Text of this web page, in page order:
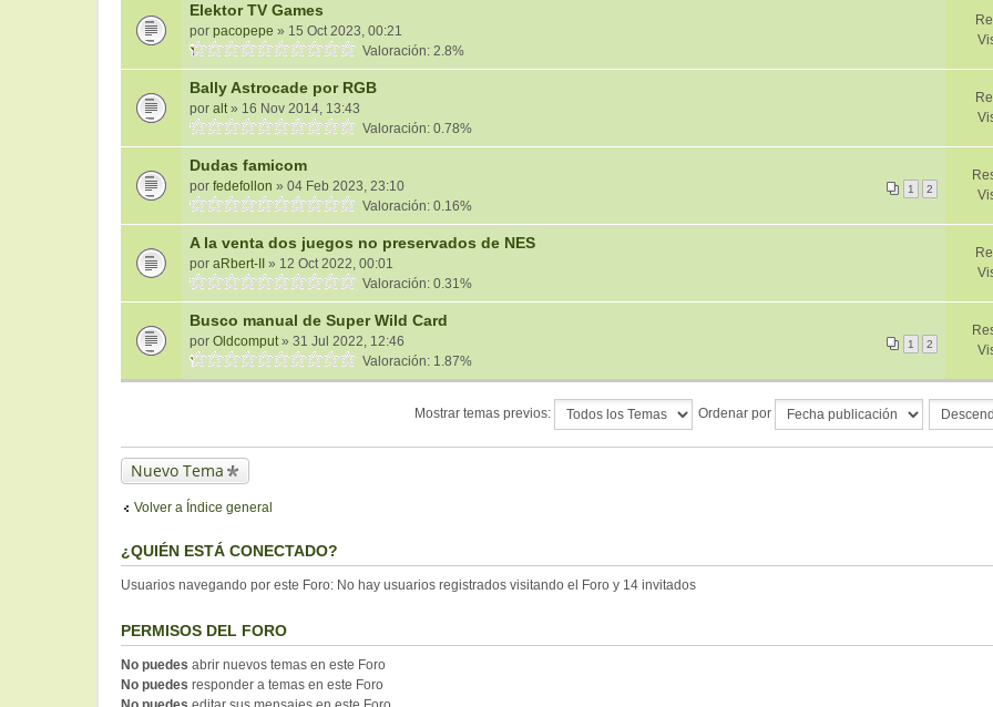
Elektor TV Games
por pacopepe » 15 Oct 2023, 00:21
Valoración: 2.8%
Bally Astrocade por RGB
por alt» 16 Nov 2014, 13:43
Valoración: 0.78%
Dudas famicom
1 2
por fedefollon » 04 Feb 2023, 23:10
Valoración: 0.16%
A la venta dos juegos no preservados de NES
por aRbert-II
» 12 Oct 2022, 00:01
Valoración: 0.31%
Busco manual de Super Wild Card
1 2
por Oldcomput» 31 Jul 2022, 12:46
Valoración: 1.87%
Mostrar temas previos: Ordenar por
Nuevo Tema
Volver a Índice general
¿QUIÉN ESTÁ CONECTADO?
Usuarios navegando por este Foro: No hay usuarios registrados visitando el Foro y 14 invitados
PERMISOS DEL FORO
No puedes abrir nuevos temas en este Foro
No puedes responder a temas en este Foro